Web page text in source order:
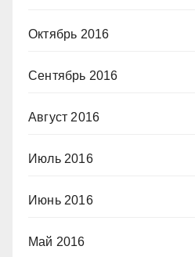
Октябрь 2016
Сентябрь 2016
Август 2016
Июль 2016
Июнь 2016
Май 2016